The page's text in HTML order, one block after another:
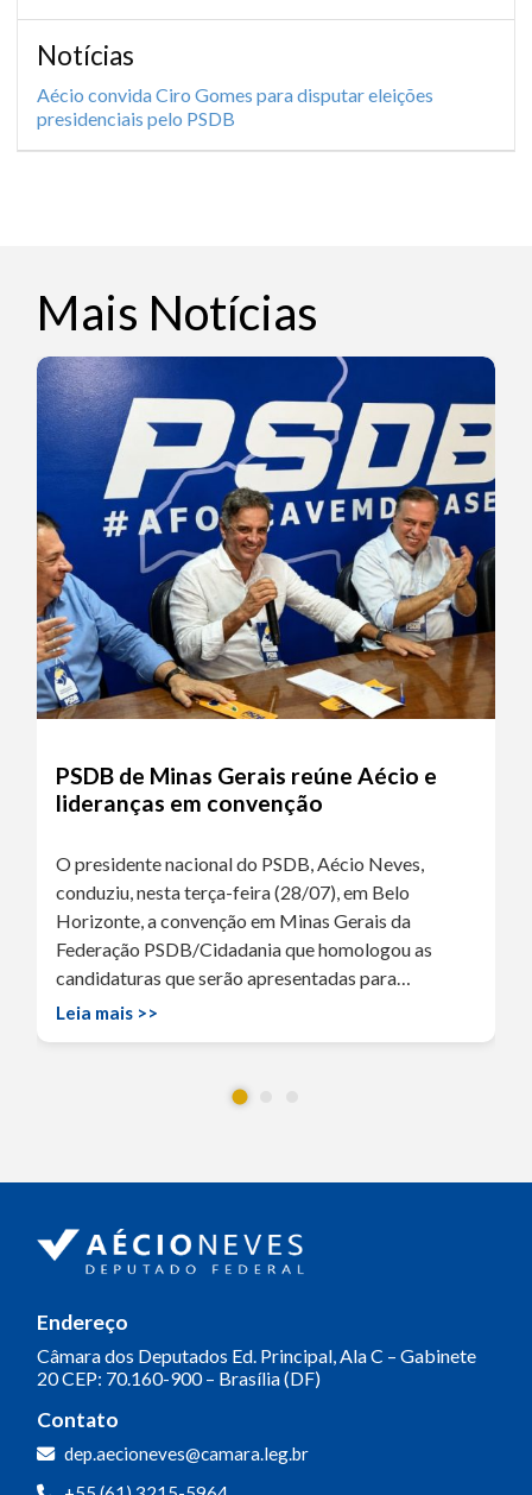
Notícias
Aécio convida Ciro Gomes para disputar eleições
presidenciais pelo PSDB
Mais Notícias
PSDB de Minas Gerais reúne Aécio e
lideranças em convenção
O presidente nacional do PSDB, Aécio Neves,
conduziu, nesta terça-feira (28/07), em Belo
Horizonte, a convenção em Minas Gerais da
Federação PSDB/Cidadania que homologou as
candidaturas que serão apresentadas para…
Leia mais >>
Endereço
Câmara dos Deputados Ed. Principal, Ala C – Gabinete
20CEP: 70.160-900 – Brasília (DF)
Contato
dep.aecioneves@camara.leg.br